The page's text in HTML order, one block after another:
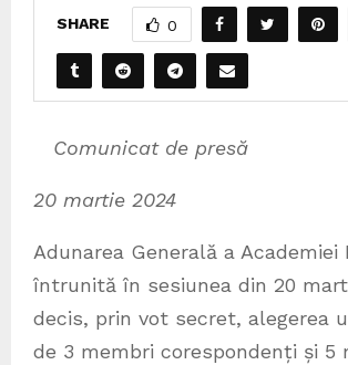
SHARE 0
Comunicat de presă
20 martie 2024
Adunarea Generală a Academiei
întrunită în sesiunea din 20
decis, prin vot secret, alegerea
de 3 membri corespondenți și 5